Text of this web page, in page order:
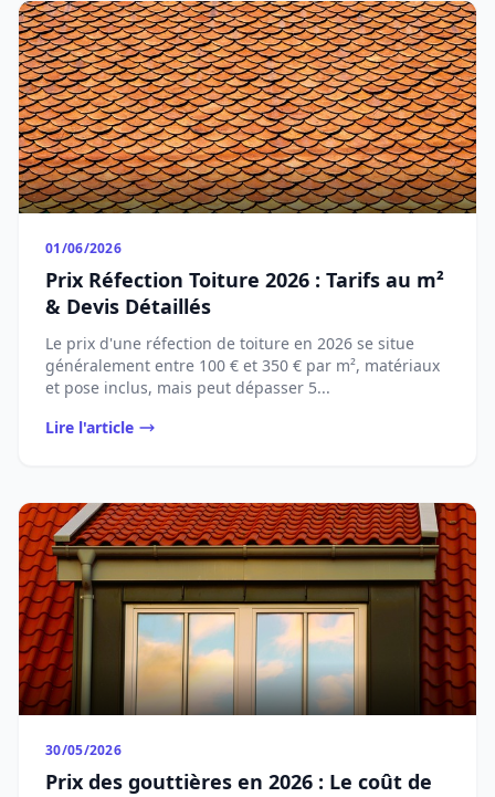
01/06/2026
Prix Réfection Toiture 2026 : Tarifs au m²
& Devis Détaillés
Le prix d'une réfection de toiture en 2026 se situe
généralement entre 100 € et 350 € par m², matériaux
et pose inclus, mais peut dépasser 5...
Lire l'article
30/05/2026
Prix des gouttières en 2026 : Le coût de